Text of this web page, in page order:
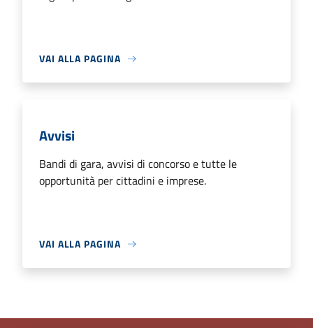
VAI ALLA PAGINA
Avvisi
Bandi di gara, avvisi di concorso e tutte le
opportunità per cittadini e imprese.
VAI ALLA PAGINA